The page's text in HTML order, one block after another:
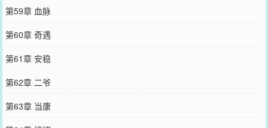
第59章 血脉
第60章 奇遇
第61章 安稳
第62章 二爷
第63章 当康